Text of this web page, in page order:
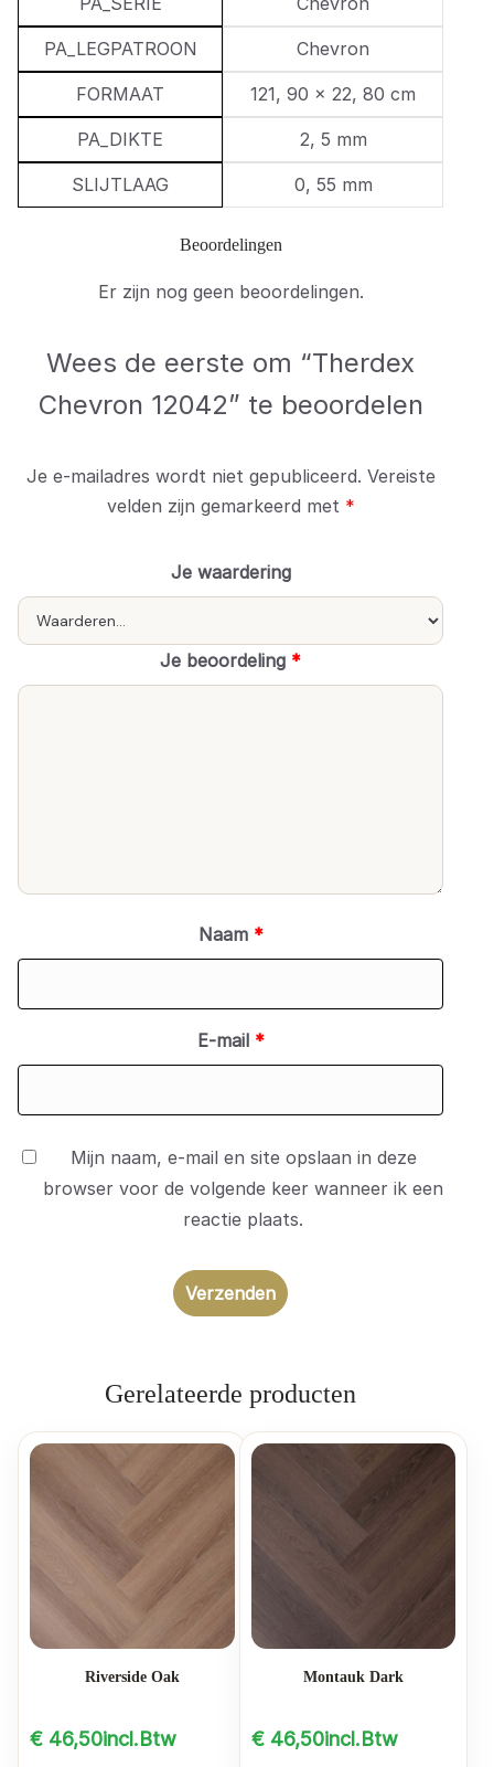
PA_LEGPATROON Chevron
FORMAAT 121, 90 × 22, 80 cm
PA_DIKTE 2, 5 mm
SLIJTLAAG 0, 55 mm
Beoordelingen
Er zijn nog geen beoordelingen.
Wees de eerste om “Therdex
Chevron 12042” te beoordelen
Je e-mailadres wordt niet gepubliceerd. Vereiste
velden zijn gemarkeerd met *
Je waardering
Je beoordeling *
Naam *
E-mail *
Mijn naam, e-mail en site opslaan in deze
browser voor de volgende keer wanneer ik een
reactie plaats.
Gerelateerde producten
Riverside Oak
€ 46,50incl.Btw
Montauk Dark
€46,50incl.Btw